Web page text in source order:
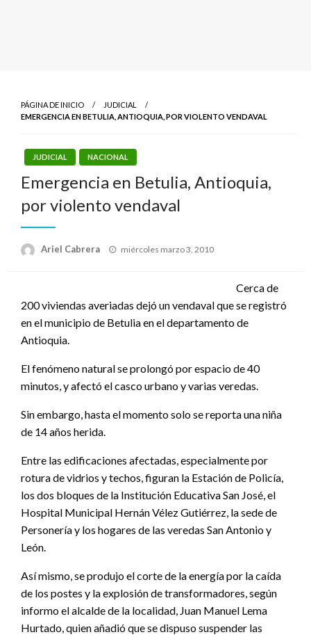
PÁGINA DE INICIO
JUDICIAL
EMERGENCIA EN BETULIA, ANTIOQUIA, POR VIOLENTO VENDAVAL
JUDICIAL NACIONAL
Emergencia en Betulia, Antioquia,
por violento vendaval
Ariel Cabrera
Publicado
miércoles marzo 3, 2010
Cerca de
200 viviendas averiadas dejó un vendaval que se registró
en el municipio de Betulia en el departamento de
Antioquia.
El fenómeno natural se prolongó por espacio de 40
minutos, y afectó el casco urbano y varias veredas.
Sin embargo, hasta el momento solo se reporta una niña
de 14 años herida.
Entre las edificaciones afectadas, especialmente por
rotura de vidrios y techos, figuran la Estación de Policía,
los dos bloques de la Institución Educativa San José, el
Hospital Municipal Hernán Vélez Gutiérrez, la sede de
Personería y los hogares de las veredas San Antonio y
León.
Así mismo, se produjo el corte de la energía por la caída
de los postes y la explosión de transformadores, según
informo el alcalde de la localidad, Juan Manuel Lema
Hurtado, quien añadió que se dispuso suspender las